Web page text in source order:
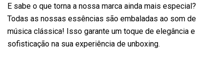
E sabe o que torna a nossa marca ainda mais especial?
Todas as nossas essências são embaladas ao som de
música clássica! Isso garante um toque de elegância e
sofisticação na sua experiência de unboxing.